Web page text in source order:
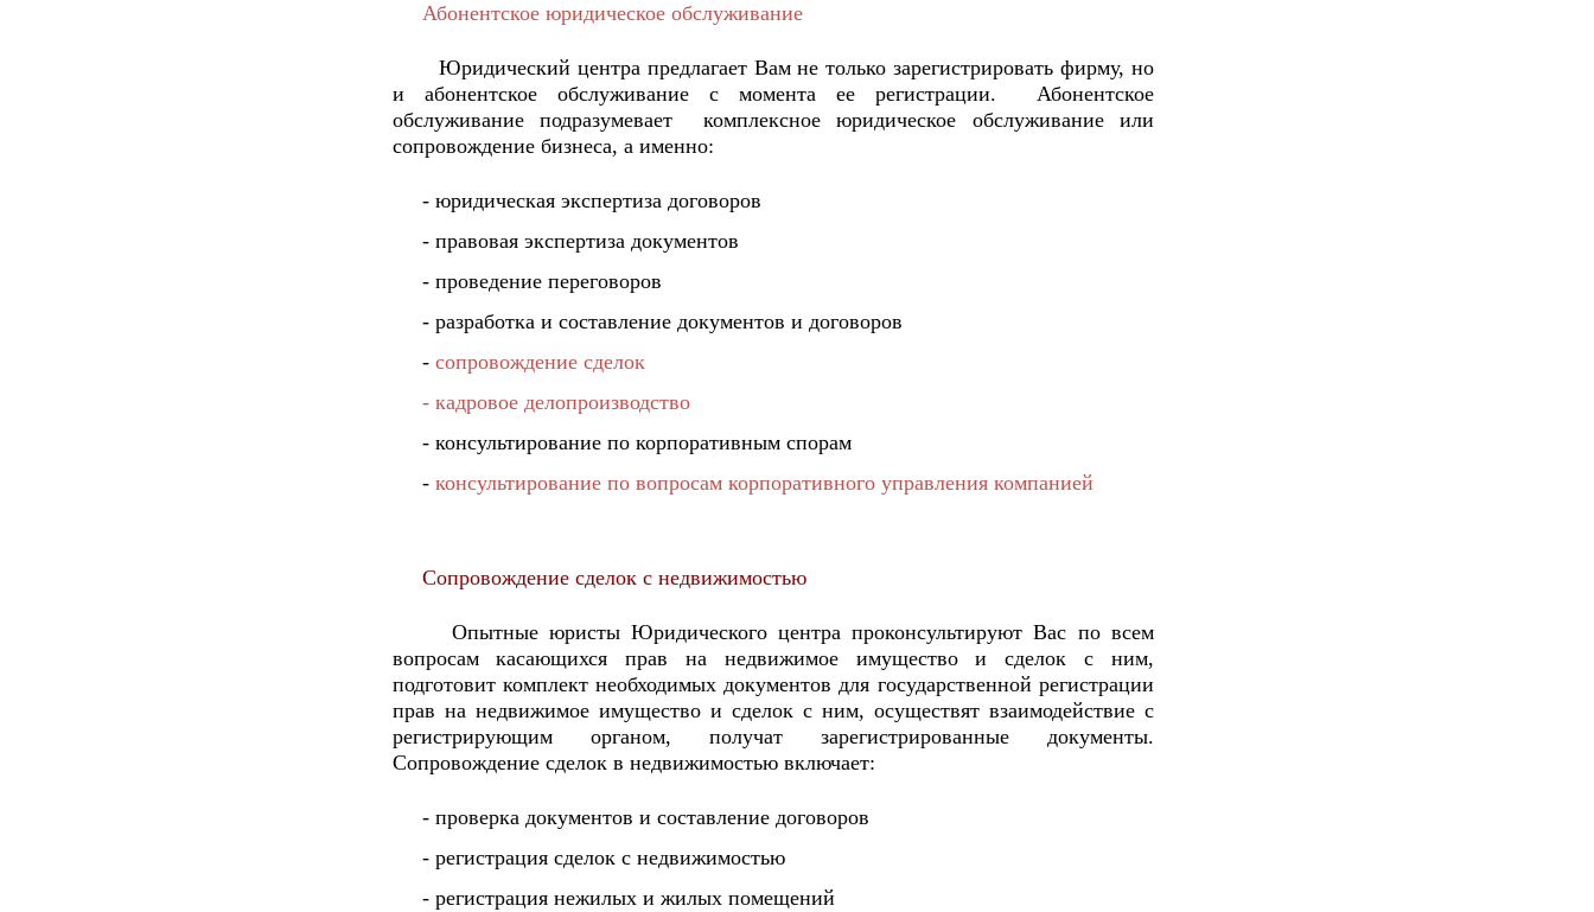
Абонентское юридическое обслуживание
Юридический центра предлагает Вам не только зарегистрировать фирму, но
и абонентское обслуживание с момента ее регистрации.
Абонентское
обслуживание подразумевает
комплексное юридическое обслуживание или
сопровождение бизнеса, а именно:
- юридическая экспертиза договоров
- правовая экспертиза документов
- проведение переговоров
- разработка и составление документов и договоров
-сопровождение сделок
- кадровое делопроизводство
- консультирование по корпоративным спорам
- консультирование по вопросам корпоративного управления компанией
Сопровождение сделок с недвижимостью
Опытные юристы Юридического центра проконсультируют Вас по всем
вопросам касающихся прав на недвижимое имущество и сделок с ним,
подготовит комплект необходимых документов для государственной регистрации
прав на недвижимое имущество и сделок с ним, осуществят взаимодействие с
регистрирующим органом, получат зарегистрированные документы.
Сопровождение сделок в недвижимостью включает:
- проверка документов и составление договоров
- регистрация сделок с недвижимостью
- регистрация нежилых и жилых помещений